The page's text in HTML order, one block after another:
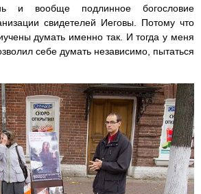
и вообще подлинное богословие
свидетелей Иеговы. Потому что
думать именно так. И тогда у меня
себе думать независимо, пытаться